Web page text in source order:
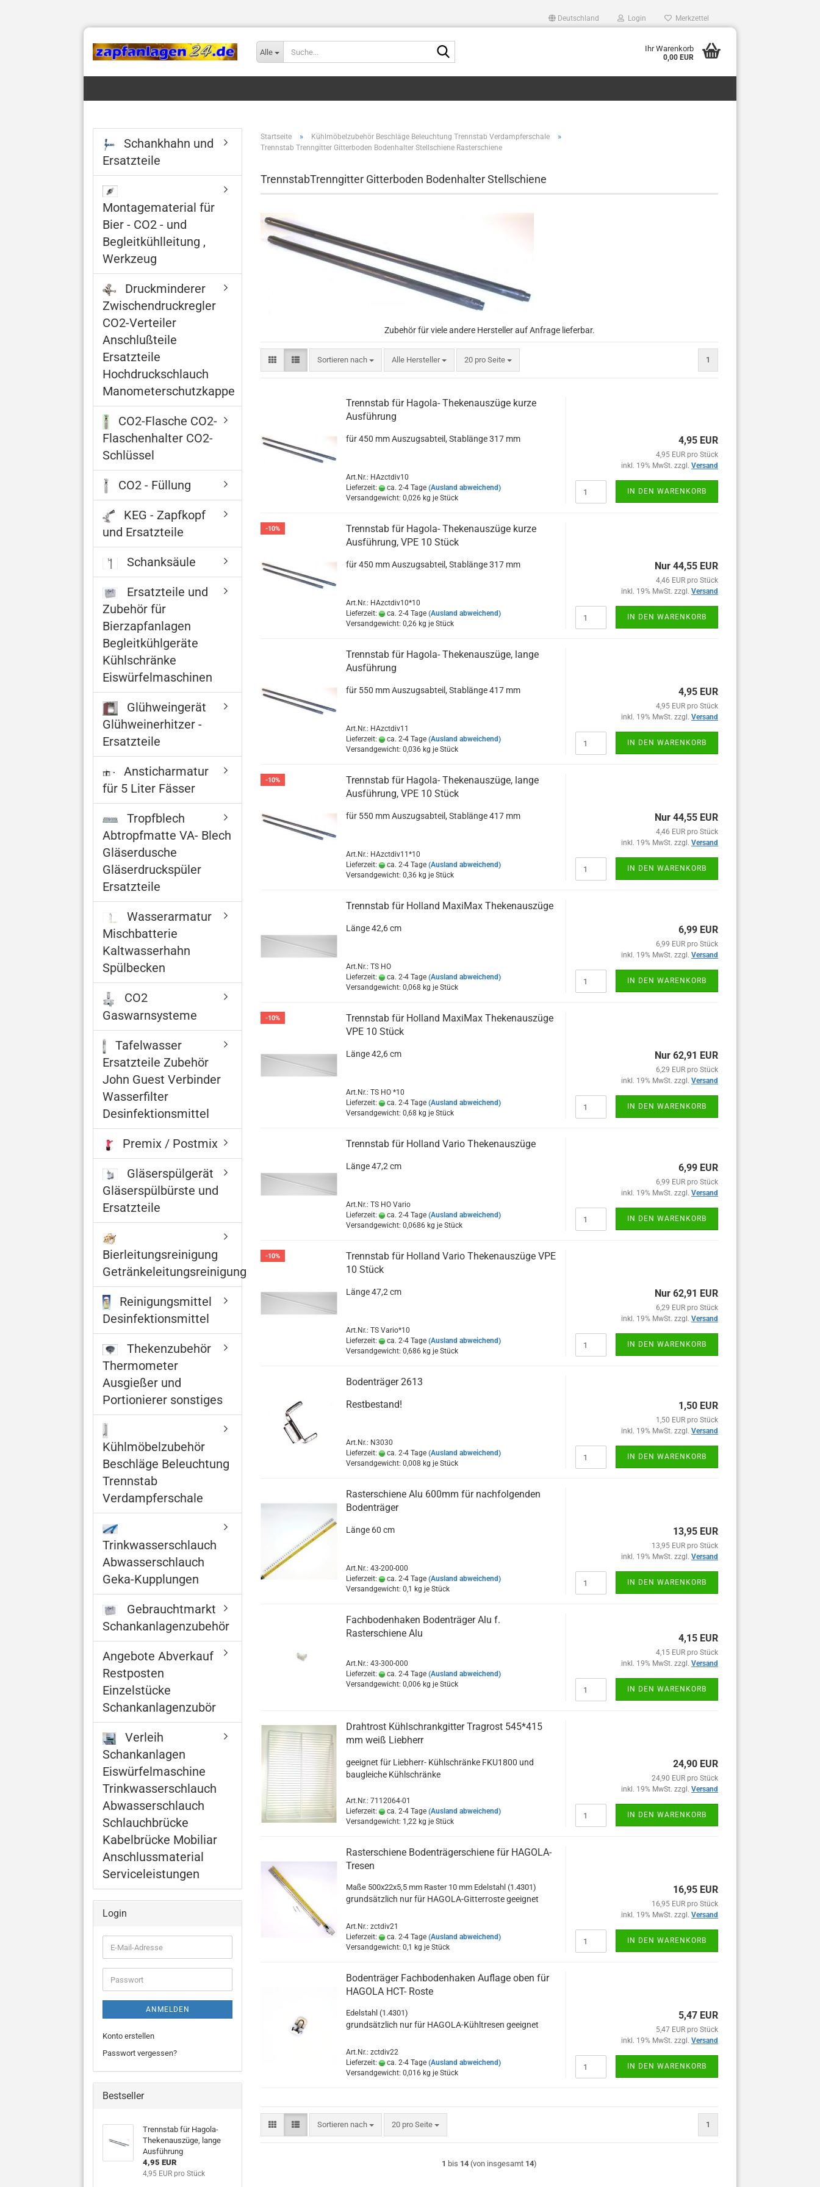
Deutschland Login Merkzettel
Alle Ihr Warenkorb
0,00 EUR
Startseite » Kühlmöbelzubehör Beschläge Beleuchtung Trennstab Verdampferschale »
Trennstab Trenngitter Gitterboden Bodenhalter Stellschiene Rasterschiene
TrennstabTrenngitter Gitterboden Bodenhalter Stellschiene
Zubehör für viele andere Hersteller auf Anfrage lieferbar.
Sortieren nach
Sortieren nach Alle Hersteller 20 pro Seite
pro Seite 1
Trennstab für Hagola- Thekenauszüge kurze
Ausführung
für 450 mm Auszugsabteil, Stablänge 317 mm
Art.Nr.: HAzctdiv10
Lieferzeit:
ca. 2-4 Tage (Ausland abweichend)
Versandgewicht: 0,026 kg je Stück
4,95 EUR
4,95 EUR pro Stück
inkl. 19% MwSt. zzgl. Versand
IN DEN WARENKORB
-10%
Trennstab für Hagola- Thekenauszüge kurze
Ausführung, VPE 10 Stück
für 450 mm Auszugsabteil, Stablänge 317 mm
Art.Nr.: HAzctdiv10*10
Lieferzeit:
ca. 2-4 Tage (Ausland abweichend)
Versandgewicht: 0,26 kg je Stück
Nur 44,55 EUR
4,46 EUR pro Stück
inkl. 19% MwSt. zzgl. Versand
IN DEN WARENKORB
Trennstab für Hagola- Thekenauszüge, lange
Ausführung
für 550 mm Auszugsabteil, Stablänge 417 mm
Art.Nr.: HAzctdiv11
Lieferzeit:
ca. 2-4 Tage (Ausland abweichend)
Versandgewicht: 0,036 kg je Stück
4,95 EUR
4,95 EUR pro Stück
inkl. 19% MwSt. zzgl. Versand
IN DEN WARENKORB
-10%
Trennstab für Hagola- Thekenauszüge, lange
Ausführung, VPE 10 Stück
für 550 mm Auszugsabteil, Stablänge 417 mm
Art.Nr.: HAzctdiv11*10
Lieferzeit:
ca. 2-4 Tage (Ausland abweichend)
Versandgewicht: 0,36 kg je Stück
Nur 44,55 EUR
4,46 EUR pro Stück
inkl. 19% MwSt. zzgl. Versand
IN DEN WARENKORB
Trennstab für Holland MaxiMax Thekenauszüge
Länge 42,6 cm
Art.Nr.: TS HO
Lieferzeit:
ca. 2-4 Tage (Ausland abweichend)
Versandgewicht: 0,068 kg je Stück
6,99 EUR
6,99 EUR pro Stück
inkl. 19% MwSt. zzgl. Versand
IN DEN WARENKORB
-10%
Trennstab für Holland MaxiMax Thekenauszüge
VPE 10 Stück
Länge 42,6 cm
Art.Nr.: TS HO *10
Lieferzeit:
ca. 2-4 Tage (Ausland abweichend)
Versandgewicht: 0,68 kg je Stück
Nur 62,91 EUR
6,29 EUR pro Stück
inkl. 19% MwSt. zzgl. Versand
IN DEN WARENKORB
Trennstab für Holland Vario Thekenauszüge
Länge 47,2 cm
Art.Nr.: TS HO Vario
Lieferzeit:
ca. 2-4 Tage (Ausland abweichend)
Versandgewicht: 0,0686 kg je Stück
6,99 EUR
6,99 EUR pro Stück
inkl. 19% MwSt. zzgl. Versand
IN DEN WARENKORB
-10%
Trennstab für Holland Vario Thekenauszüge VPE
10 Stück
Länge 47,2 cm
Art.Nr.: TS Vario*10
Lieferzeit:
ca. 2-4 Tage (Ausland abweichend)
Versandgewicht: 0,686 kg je Stück
Nur 62,91 EUR
6,29 EUR pro Stück
inkl. 19% MwSt. zzgl. Versand
IN DEN WARENKORB
Bodenträger 2613
Restbestand!
Art.Nr.: N3030
Lieferzeit:
ca. 2-4 Tage (Ausland abweichend)
Versandgewicht: 0,008 kg je Stück
1,50 EUR
1,50 EUR pro Stück
inkl. 19% MwSt. zzgl. Versand
IN DEN WARENKORB
Rasterschiene Alu 600mm für nachfolgenden
Bodenträger
Länge 60 cm
Art.Nr.: 43-200-000
Lieferzeit:
ca. 2-4 Tage (Ausland abweichend)
Versandgewicht: 0,1 kg je Stück
13,95 EUR
13,95 EUR pro Stück
inkl. 19% MwSt. zzgl. Versand
IN DEN WARENKORB
Fachbodenhaken Bodenträger Alu f.
Rasterschiene Alu
Art.Nr.: 43-300-000
Lieferzeit:
ca. 2-4 Tage (Ausland abweichend)
Versandgewicht: 0,006 kg je Stück
4,15 EUR
4,15 EUR pro Stück
inkl. 19% MwSt. zzgl. Versand
IN DEN WARENKORB
Drahtrost Kühlschrankgitter Tragrost 545*415
mm weiß Liebherr
geeignet für Liebherr- Kühlschränke FKU1800 und
baugleiche Kühlschränke
Art.Nr.: 7112064-01
Lieferzeit:
ca. 2-4 Tage (Ausland abweichend)
Versandgewicht: 1,22 kg je Stück
24,90 EUR
24,90 EUR pro Stück
inkl. 19% MwSt. zzgl. Versand
IN DEN WARENKORB
Rasterschiene Bodenträgerschiene für HAGOLA-
Tresen
Maße 500x22x5,5 mm Raster 10 mm Edelstahl (1.4301)
grundsätzlich nur für HAGOLA-Gitterroste geeignet
Art.Nr.: zctdiv21
Lieferzeit:
ca. 2-4 Tage (Ausland abweichend)
Versandgewicht: 0,1 kg je Stück
16,95 EUR
16,95 EUR pro Stück
inkl. 19% MwSt. zzgl. Versand
IN DEN WARENKORB
Bodenträger Fachbodenhaken Auflage oben für
HAGOLA HCT- Roste
Edelstahl (1.4301)
grundsätzlich nur für HAGOLA-Kühltresen geeignet
Art.Nr.: zctdiv22
Lieferzeit:
ca. 2-4 Tage (Ausland abweichend)
Versandgewicht: 0,016 kg je Stück
5,47 EUR
5,47 EUR pro Stück
inkl. 19% MwSt. zzgl. Versand
IN DEN WARENKORB
Sortieren nach
Sortieren nach 20 pro Seite
pro Seite 1
1 bis 14 (von insgesamt 14)
Schankhahn und
Ersatzteile
Montagematerial für
Bier - CO2 - und
Begleitkühlleitung ,
Werkzeug
Druckminderer
Zwischendruckregler
CO2-Verteiler
Anschlußteile
Ersatzteile
Hochdruckschlauch
Manometerschutzkappe
CO2-Flasche CO2-
Flaschenhalter CO2-
Schlüssel
CO2 - Füllung
KEG - Zapfkopf
und Ersatzteile
Schanksäule
Ersatzteile und
Zubehör für
Bierzapfanlagen
Begleitkühlgeräte
Kühlschränke
Eiswürfelmaschinen
Glühweingerät
Glühweinerhitzer -
Ersatzteile
Ansticharmatur
für 5 Liter Fässer
Tropfblech
Abtropfmatte VA- Blech
Gläserdusche
Gläserdruckspüler
Ersatzteile
Wasserarmatur
Mischbatterie
Kaltwasserhahn
Spülbecken
CO2
Gaswarnsysteme
Tafelwasser
Ersatzteile Zubehör
John Guest Verbinder
Wasserfilter
Desinfektionsmittel
Premix / Postmix
Gläserspülgerät
Gläserspülbürste und
Ersatzteile
Bierleitungsreinigung
Getränkeleitungsreinigung
Reinigungsmittel
Desinfektionsmittel
Thekenzubehör
Thermometer
Ausgießer und
Portionierer sonstiges
Kühlmöbelzubehör
Beschläge Beleuchtung
Trennstab
Verdampferschale
Trinkwasserschlauch
Abwasserschlauch
Geka-Kupplungen
Gebrauchtmarkt
Schankanlagenzubehör
Angebote Abverkauf
Restposten
Einzelstücke
Schankanlagenzubör
Verleih
Schankanlagen
Eiswürfelmaschine
Trinkwasserschlauch
Abwasserschlauch
Schlauchbrücke
Kabelbrücke Mobiliar
Anschlussmaterial
Serviceleistungen
Login
E-
Mail-
Adresse
Passwort
ANMELDEN
Konto erstellen
Passwort vergessen?
Bestseller
Trennstab für Hagola-
Thekenauszüge, lange
Ausführung
4,95 EUR
4,95 EUR pro Stück